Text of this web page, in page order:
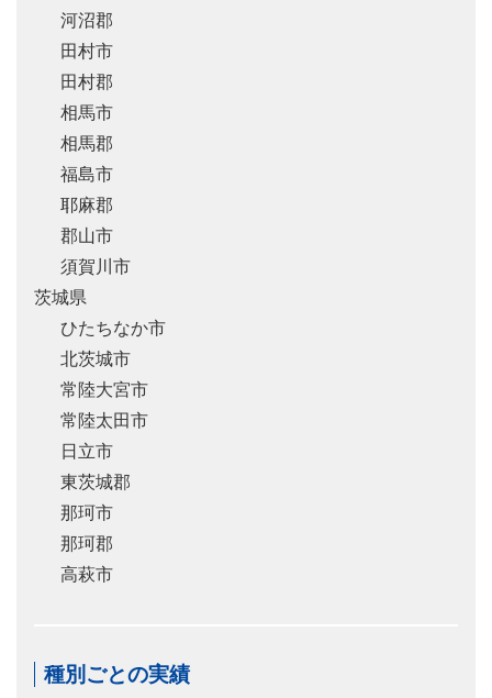
河沼郡
田村市
田村郡
相馬市
相馬郡
福島市
耶麻郡
郡山市
須賀川市
茨城県
ひたちなか市
北茨城市
常陸大宮市
常陸太田市
日立市
東茨城郡
那珂市
那珂郡
高萩市
種別ごとの実績